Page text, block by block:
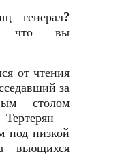
генерал?
что вы
от чтения
за
столом
Тертерян –
под низкой
вьющихся